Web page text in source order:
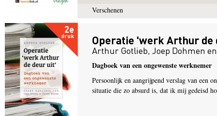
Verschenen
2e
druk Operatie 'werk Arthur de
Arthur Gotlieb, Joep Dohmen
Dagboek van een ongewenste werknemer
Persoonlijk en aangrijpend verslag van een
situatie die zo absurd is, dat ik mij gedeisd